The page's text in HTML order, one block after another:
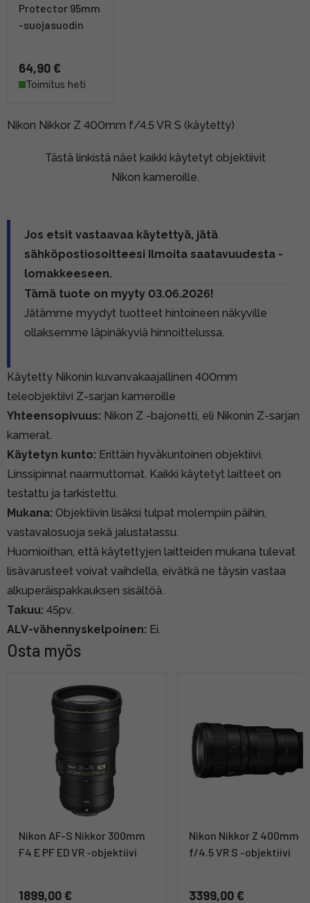
Protector 95mm
-suojasuodin
64,90 €
Toimitus heti
Nikon Nikkor Z 400mm f/4.5 VR S (käytetty)
Tästä linkistä näet kaikki käytetyt objektiivit
Nikon kameroille.
Jos etsit vastaavaa käytettyä, jätä
sähköpostiosoitteesi Ilmoita saatavuudesta -
lomakkeeseen.
Tämä tuote on myyty 03.06.2026!
Jätämme myydyt tuotteet hintoineen näkyville
ollaksemme läpinäkyviä hinnoittelussa.
Käytetty Nikonin kuvanvakaajallinen 400mm
teleobjektiivi Z-sarjan kameroille
Yhteensopivuus: Nikon Z -bajonetti, eli Nikonin Z-sarjan
kamerat.
Käytetyn kunto: Erittäin hyväkuntoinen objektiivi.
Linssipinnat naarmuttomat. Kaikki käytetyt laitteet on
testattu ja tarkistettu.
Mukana: Objektiivin lisäksi tulpat molempiin päihin,
vastavalosuoja sekä jalustatassu.
Huomioithan, että käytettyjen laitteiden mukana tulevat
lisävarusteet voivat vaihdella, eivätkä ne täysin vastaa
alkuperäispakkauksen sisältöä.
Takuu: 45pv.
ALV-vähennyskelpoinen: Ei.
Osta myös
Nikon AF-S Nikkor 300mm
F4 E PF ED VR -objektiivi
1899,00 €
Nikon Nikkor Z 400mm
f/4.5 VR S -objektiivi
3399,00 €